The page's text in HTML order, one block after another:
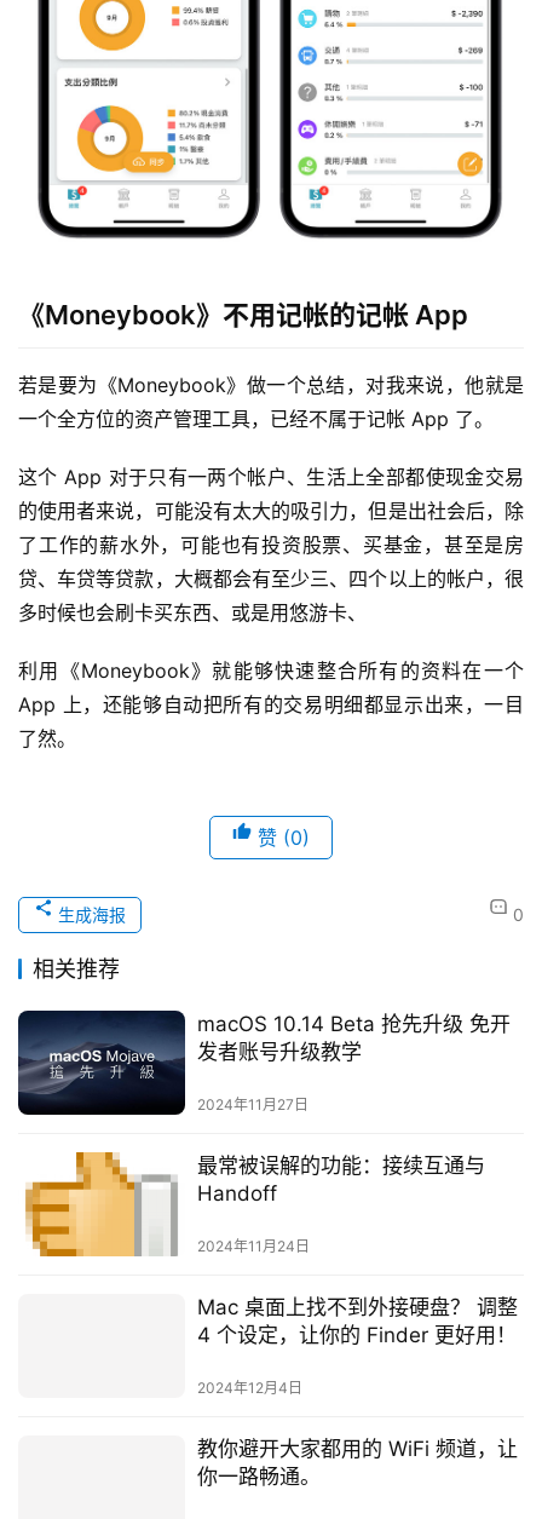
《Moneybook》不用记帐的记帐 App
若是要为《Moneybook》做一个总结，对我来说，他就是
一个全方位的资产管理工具，已经不属于记帐 App 了。
这个 App 对于只有一两个帐户、生活上全部都使现金交易
的使用者来说，可能没有太大的吸引力，但是出社会后，除
了工作的薪水外，可能也有投资股票、买基金，甚至是房
贷、车贷等贷款，大概都会有至少三、四个以上的帐户，很
多时候也会刷卡买东西、或是用悠游卡、
利用《Moneybook》就能够快速整合所有的资料在一个
App 上，还能够自动把所有的交易明细都显示出来，一目
了然。
赞 (0)
0
生成海报
相关推荐
macOS 10.14 Beta 抢先升级 免开
发者账号升级教学
2024年11月27日
最常被误解的功能：接续互通与
Handoff
2024年11月24日
Mac 桌面上找不到外接硬盘？ 调整
4 个设定，让你的 Finder 更好用！
2024年12月4日
教你避开大家都用的 WiFi 频道，让
你一路畅通。